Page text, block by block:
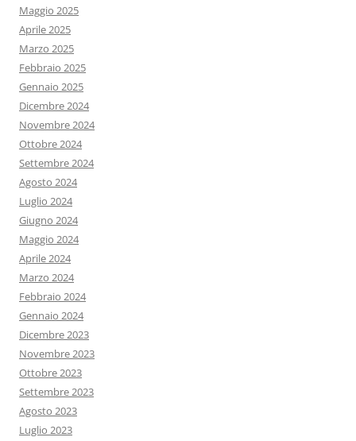
Maggio 2025
Aprile 2025
Marzo 2025
Febbraio 2025
Gennaio 2025
Dicembre 2024
Novembre 2024
Ottobre 2024
Settembre 2024
Agosto 2024
Luglio 2024
Giugno 2024
Maggio 2024
Aprile 2024
Marzo 2024
Febbraio 2024
Gennaio 2024
Dicembre 2023
Novembre 2023
Ottobre 2023
Settembre 2023
Agosto 2023
Luglio 2023